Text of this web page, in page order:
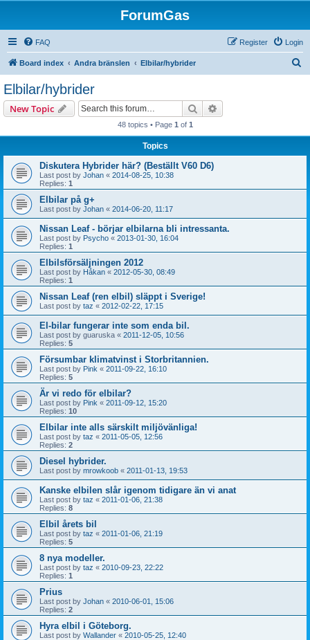
ForumGas
FAQ Login
Register
Board index Andra bränslen Elbilar/hybrider
Elbilar/hybrider
New Topic Search
48 topics • Page 1 of 1
Topics
Diskutera Hybrider här? (Beställt V60 D6)
Last post by Johan « 2014-08-25, 10:38
Replies: 1
Elbilar på g+
Last post by Johan « 2014-06-20, 11:17
Nissan Leaf - börjar elbilarna bli intressanta.
Last post by Psycho « 2013-01-30, 16:04
Replies: 1
Elbilsförsäljningen 2012
Last post by Håkan « 2012-05-30, 08:49
Replies: 1
Nissan Leaf (ren elbil) släppt i Sverige!
Last post by taz « 2012-02-22, 17:15
El-bilar fungerar inte som enda bil.
Last post by guaruska « 2011-12-05, 10:56
Replies: 5
Försumbar klimatvinst i Storbritannien.
Last post by Pink « 2011-09-22, 16:10
Replies: 5
Är vi redo för elbilar?
Last post by Pink « 2011-09-12, 15:20
Replies: 10
Elbilar inte alls särskilt miljövänliga!
Last post by taz « 2011-05-05, 12:56
Replies: 2
Diesel hybrider.
Last post by mrowkoob « 2011-01-13, 19:53
Kanske elbilen slår igenom tidigare än vi anat
Last post by taz « 2011-01-06, 21:38
Replies: 8
Elbil årets bil
Last post by taz « 2011-01-06, 21:19
Replies: 5
8 nya modeller.
Last post by taz « 2010-09-23, 22:22
Replies: 1
Prius
Last post by Johan « 2010-06-01, 15:06
Replies: 2
Hyra elbil i Göteborg.
Last post by Wallander « 2010-05-25, 12:40